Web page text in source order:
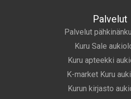
Palvelut
Palvelut
Kuru Sale
Kuru apteekki
K-market Kuru
Kurun kirjasto